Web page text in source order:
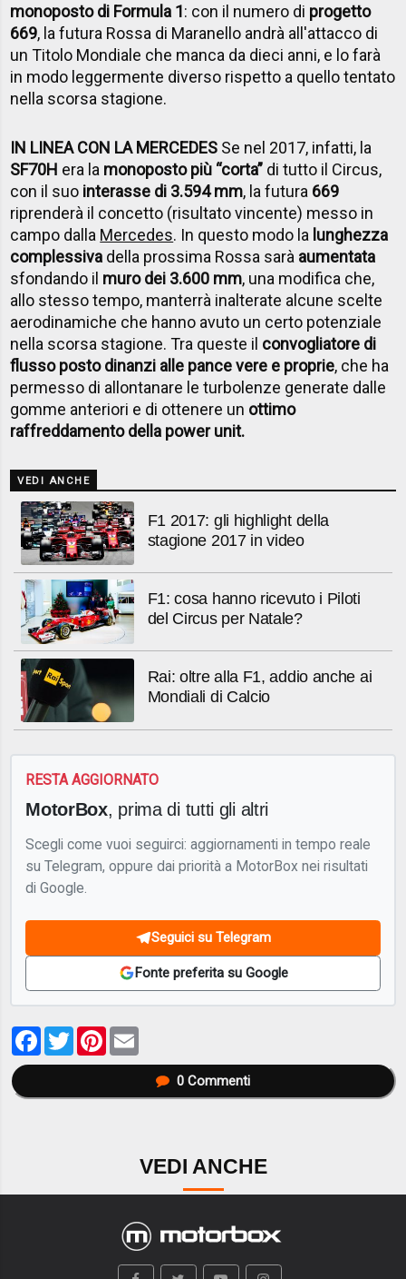
monoposto di Formula 1: con il numero di progetto
669, la futura Rossa di Maranello andrà all'attacco di
un Titolo Mondiale che manca da dieci anni, e lo farà
in modo leggermente diverso rispetto a quello tentato
nella scorsa stagione.
IN LINEA CON LA MERCEDES Se nel 2017, infatti, la
SF70H era la monoposto più “corta” di tutto il Circus,
con il suo interasse di 3.594 mm, la futura 669
riprenderà il concetto (risultato vincente) messo in
campo dalla Mercedes. In questo modo la lunghezza
complessiva della prossima Rossa sarà aumentata
sfondando il muro dei 3.600 mm, una modifica che,
allo stesso tempo, manterrà inalterate alcune scelte
aerodinamiche che hanno avuto un certo potenziale
nella scorsa stagione. Tra queste il convogliatore di
flusso posto dinanzi alle pance vere e proprie, che ha
permesso di allontanare le turbolenze generate dalle
gomme anteriori e di ottenere un ottimo
raffreddamento della power unit.
VEDI ANCHE
F1 2017: gli highlight della
stagione 2017 in video
F1: cosa hanno ricevuto i Piloti
del Circus per Natale?
Rai: oltre alla F1, addio anche ai
Mondiali di Calcio
RESTA AGGIORNATO
MotorBox, prima di tutti gli altri
Scegli come vuoi seguirci: aggiornamenti in tempo reale
su Telegram, oppure dai priorità a MotorBox nei risultati
di Google.
Seguici su Telegram
Fonte preferita su Google
Facebook
TwitterPinterest
0Commenti
VEDI ANCHE